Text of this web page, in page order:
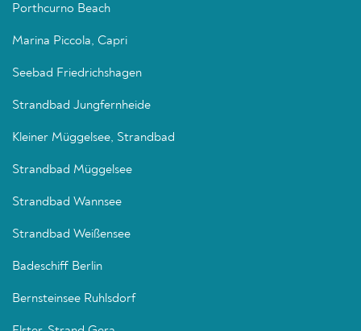
Porthcurno Beach
Marina Piccola, Capri
Seebad Friedrichshagen
Strandbad Jungfernheide
Kleiner Müggelsee, Strandbad
Strandbad Müggelsee
Strandbad Wannsee
Strandbad Weißensee
Badeschiff Berlin
Bernsteinsee Ruhlsdorf